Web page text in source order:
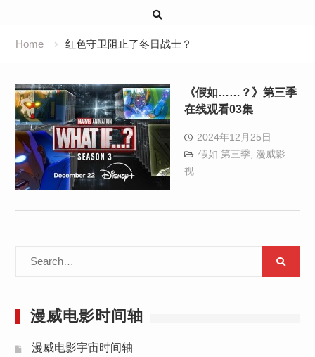
Home 红色守卫阻止了冬日战士？
《假如……？》第三季
在线观看03集
2024年12月25日
假如 第三季 漫威影
视
漫威电影时间轴
漫威电影宇宙时间轴